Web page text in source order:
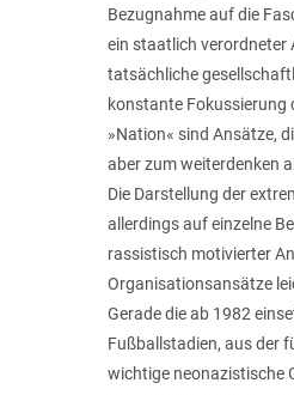
Bezugnahme auf die
ein staatlich verordneter
tatsächliche
konstante Fokussierung
»Nation« sind Ansätze,
aber zum weiterdenken
Die Darstellung der
allerdings auf einzelne
rassistisch motivierter
Organisationsansätze
Gerade die ab 1982
Fußballstadien, aus der
wichtige neonazistische